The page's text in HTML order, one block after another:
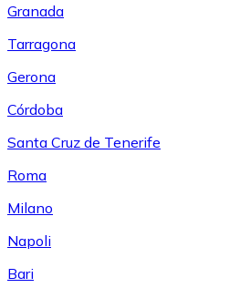
Granada
Tarragona
Gerona
Córdoba
Santa Cruz de Tenerife
Roma
Milano
Napoli
Bari